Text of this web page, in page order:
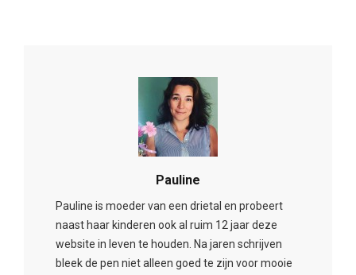
Pauline
Pauline is moeder van een drietal en probeert
naast haar kinderen ook al ruim 12 jaar deze
website in leven te houden. Na jaren schrijven
bleek de pen niet alleen goed te zijn voor mooie